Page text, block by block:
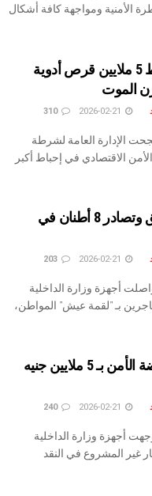
الأمنية ومواجهة كافة أشكال
سموم فى علب دواء.. ضبط 5 ملايين قرص أدوية
الموت
310
الإدارة العامة لشرطة
الاقتصادي في إحباط أكبر
الداخلية تضرب مافيا الدقيق وتصادر 8 أطنان في
أجهزة وزارة الداخلية
بـ "لقمة عيش" المواطن،
سقوط تجار العملة في قبضة الأمن بـ 5 ملايين جنيه
240
أجهزة وزارة الداخلية
غير المشروع في النقد